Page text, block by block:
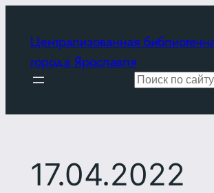
содержимому
Централизованная
города Ярославля
Поиск
17.04.2022